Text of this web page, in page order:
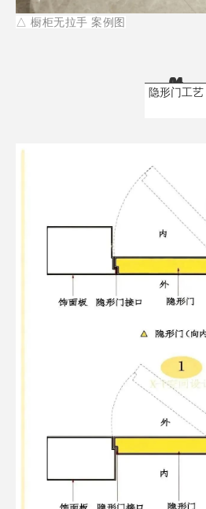
△ 橱柜无拉手 案例 图
04
隐形门工艺